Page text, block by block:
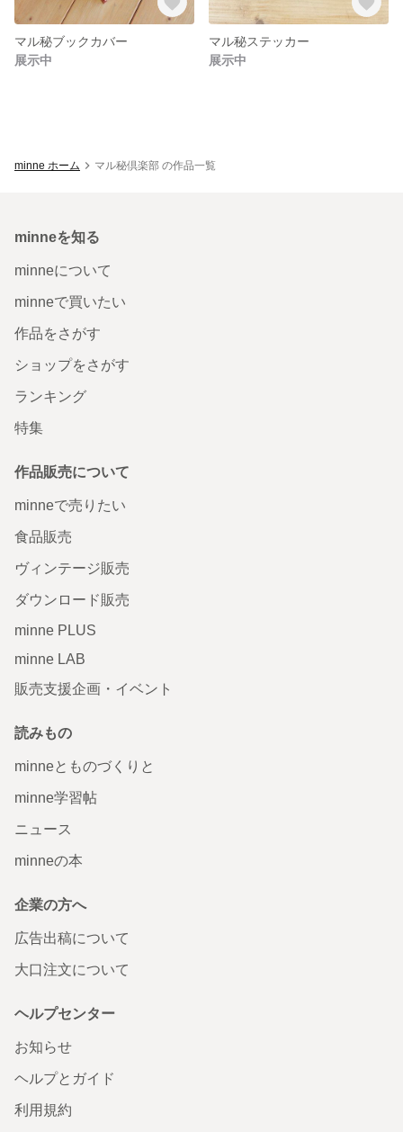
マル秘ブックカバー
展示中
マル秘ステッカー
展示中
minne ホーム マル秘倶楽部 の作品一覧
minneを知る
minneについて
minneで買いたい
作品をさがす
ショップをさがす
ランキング
特集
作品販売について
minneで売りたい
食品販売
ヴィンテージ販売
ダウンロード販売
minne PLUS
minne LAB
販売支援企画・イベント
読みもの
minneとものづくりと
minne学習帖
ニュース
minneの本
企業の方へ
広告出稿について
大口注文について
ヘルプセンター
お知らせ
ヘルプとガイド
利用規約